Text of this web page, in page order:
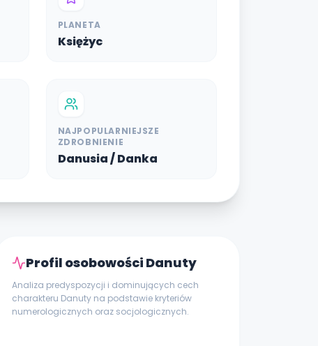
PLANETA
Księżyc
NAJPOPULARNIEJSZE
ZDROBNIENIE
Danusia / Danka
Profil osobowości Danuty
Analiza predyspozycji i dominujących cech
charakteru Danuty na podstawie kryteriów
numerologicznych oraz socjologicznych.